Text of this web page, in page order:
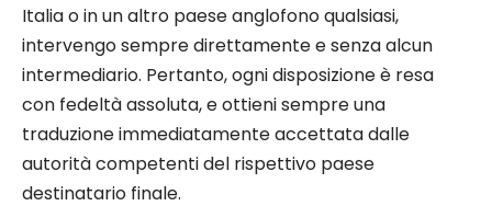
Italia o in un altro paese anglofono qualsiasi,
intervengo sempre direttamente e senza alcun
intermediario. Pertanto, ogni disposizione è resa
con fedeltà assoluta, e ottieni sempre una
traduzione immediatamente accettata dalle
autorità competenti del rispettivo paese
destinatario finale.